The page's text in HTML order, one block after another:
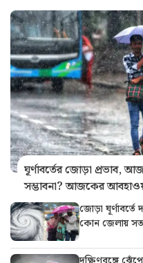
ঘূর্ণাবর্তের জোড়া প্রভাব,
সম্ভাবনা? আজকের
জোড়া
কোন জেলায়